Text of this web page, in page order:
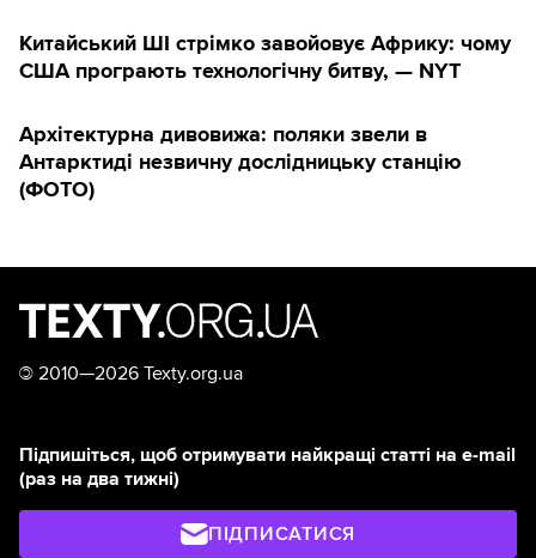
Китайський ШІ стрімко завойовує Африку: чому
США програють технологічну битву, — NYT
Архітектурна дивовижа: поляки звели в
Антарктиді незвичну дослідницьку станцію
(ФОТО)
© 2010—2026 Texty.org.ua
Підпишіться, щоб отримувати найкращі статті на e-mail
(раз на два тижні)
ПІДПИСАТИСЯ